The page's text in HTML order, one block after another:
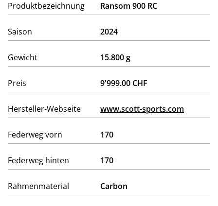
Produktbezeichnung Ransom 900 RC
Saison 2024
Gewicht 15.800 g
Preis 9'999.00 CHF
Hersteller-Webseite www.scott-sports.com
Federweg vorn 170
Federweg hinten 170
Rahmenmaterial Carbon